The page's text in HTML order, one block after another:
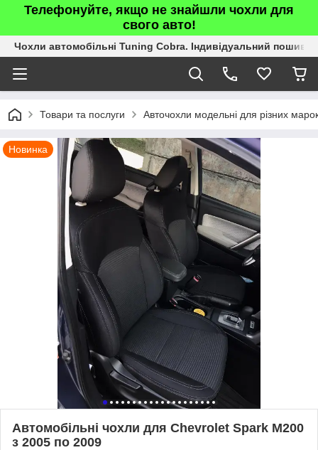
Телефонуйте, якщо не знайшли чохли для
свого авто!
Чохли автомобільні Tuning Cobra. Індивідуальний пошив.
Товари та послуги Авточохли модельні для різних
Новинка
Автомобільні чохли для Chevrolet Spark M200
з 2005 по 2009